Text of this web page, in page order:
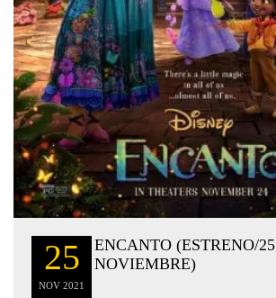
25
NOV 2021
ENCANTO (ESTRENO/25
NOVIEMBRE)